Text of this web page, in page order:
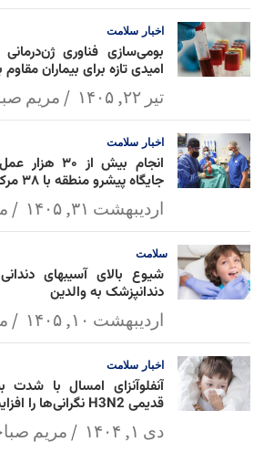
p
k
l
اخبار سلامت
بومی‌سازی فناوری
امیدی تازه برای بیماران
تیر ۲۲, ۱۴۰۵ مریم
اخبار سلامت
انجام بیش از
جایگاه پیشرو منطقه با ۳۸ مرکز تخصصی
اردیبهشت ۳۱, ۱۴۰۵
سلامت
شیوع بالای آسیبهای
دندانپزشک به والدین
اردیبهشت ۱۰, ۱۴۰۵
اخبار سلامت
آنفلوآنزای امسال با
قدیمی H3N2 نگرانی‌ها را افزایش داد
دی ۱, ۱۴۰۴ مریم